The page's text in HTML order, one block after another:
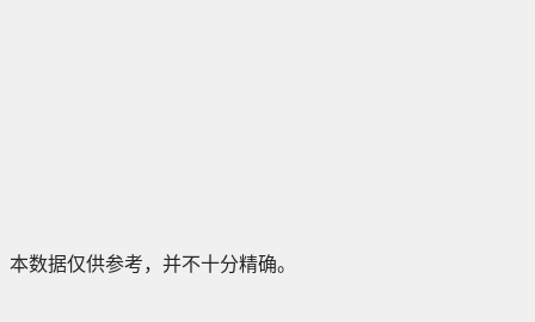
本数据仅供参考，并不十分精确。